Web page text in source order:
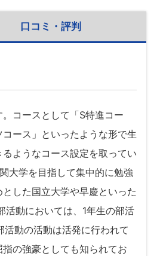
口コミ・評判
コースとして「S特進コー
ース」といったような形で生
ようなコース設定を取ってい
大学を目指して集中的に勉強
した国立大学や早慶といった
活動においては、1年生の部活
動の活動は活発に行われて
の強豪としても知られてお